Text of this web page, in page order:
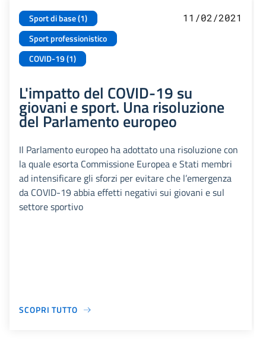
Sport di base (1)
Sport professionistico
COVID-19 (1)
11/02/2021
L'impatto del COVID-19 su
giovani e sport. Una risoluzione
del Parlamento europeo
Il Parlamento europeo ha adottato una risoluzione con
la quale esorta Commissione Europea e Stati membri
ad intensificare gli sforzi per evitare che l’emergenza
da COVID-19 abbia effetti negativi sui giovani e sul
settore sportivo
SCOPRI TUTTO